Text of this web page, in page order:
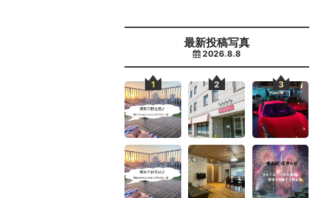
最新投稿写真
2026.8.8